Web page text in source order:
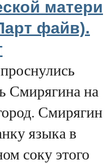
матери
файв).
Смирягина на
Смирягин
языка в
соку этого